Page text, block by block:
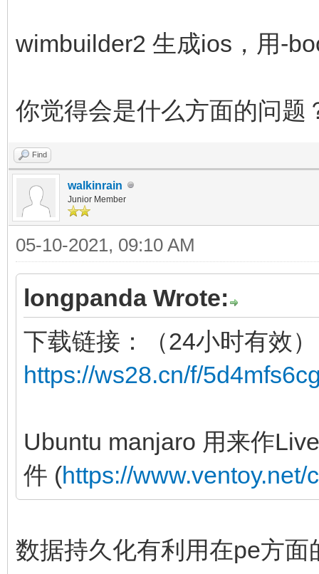
wimbuilder2 生成ios，用-
你觉得会是什么方面的问题
Find
walkinrain
Junior Member
05-10-2021, 09:10 AM
longpanda Wrote:
下载链接：（24小时有效）
https://ws28.cn/f/
Ubuntu manjaro 用来作
件 (https://
数据持久化有利用在pe方面